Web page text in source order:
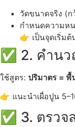
วัดขนาดจริง (ก
กำหนดความห
👉 เป็นจุดเริ่ม
✅ 2. คำน
ใช้สูตร: ปริมาตร =
👉 แนะนำเผื่อปูน
✅ 3. ตรว